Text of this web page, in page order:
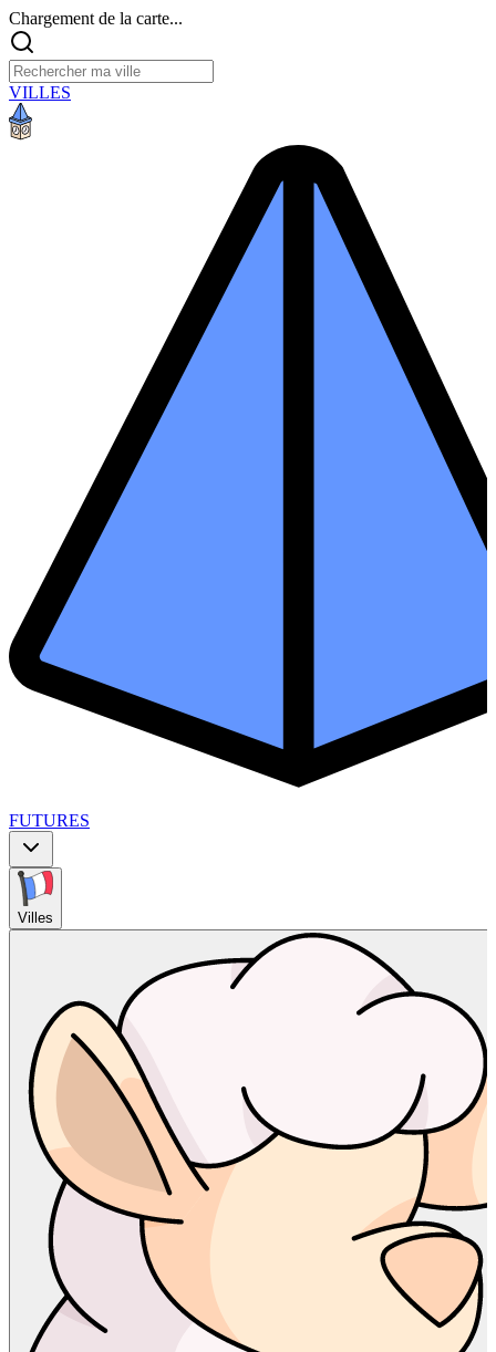
Chargement de la carte...
VILLES
FUTURES
Villes